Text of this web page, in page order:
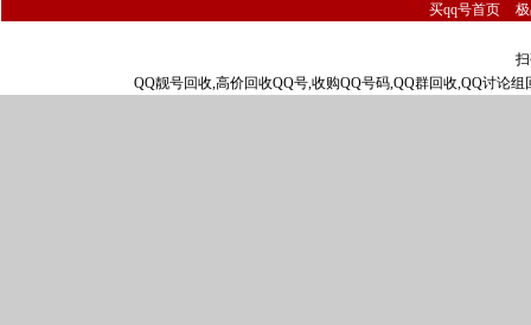
买qq号首页
QQ靓号回收,高价回收QQ号,收购QQ号码,QQ群回收,QQ讨论